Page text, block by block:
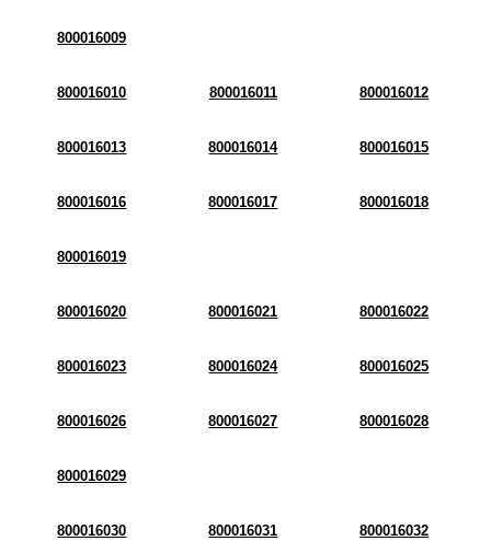
800016009
800016010 800016011 800016012
800016013 800016014 800016015
800016016 800016017 800016018
800016019
800016020 800016021 800016022
800016023 800016024 800016025
800016026 800016027 800016028
800016029
800016030 800016031 800016032